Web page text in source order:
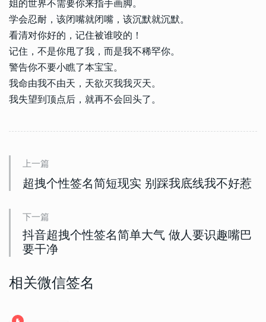
姐的世界不需要你来指手画脚。
学会忍耐，该闭嘴就闭嘴，该沉默就沉默。
看清对你好的，记住被谁咬的！
记住，不是你甩了我，而是我不稀罕你。
警告你不要小瞧了本宝宝。
我命由我不由天，天欲灭我我灭天。
我失望到顶点后，就再不会回头了。
上一篇
超拽个性签名简短现实 别踩我底线我不好惹
下一篇
抖音超拽个性签名简单大气 做人要识趣嘴巴
要干净
相关微信签名